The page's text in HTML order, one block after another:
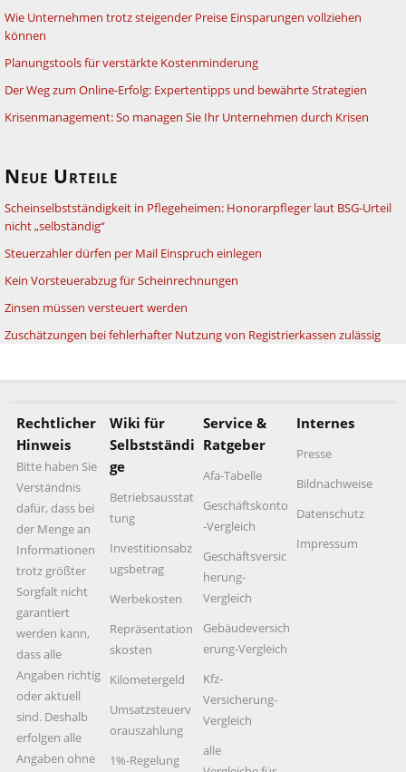
Wie Unternehmen trotz steigender Preise Einsparungen vollziehen
können
Planungstools für verstärkte Kostenminderung
Der Weg zum Online-Erfolg: Expertentipps und bewährte Strategien
Krisenmanagement: So managen Sie Ihr Unternehmen durch Krisen
Neue Urteile
Scheinselbstständigkeit in Pflegeheimen: Honorarpfleger laut BSG-Urteil
nicht „selbständig“
Steuerzahler dürfen per Mail Einspruch einlegen
Kein Vorsteuerabzug für Scheinrechnungen
Zinsen müssen versteuert werden
Zuschätzungen bei fehlerhafter Nutzung von Registrierkassen zulässig
Rechtlicher
Hinweis
Bitte haben Sie
Verständnis
dafür, dass bei
der Menge an
Informationen
trotz größter
Sorgfalt nicht
garantiert
werden kann,
dass alle
Angaben richtig
oder aktuell
sind. Deshalb
erfolgen alle
Angaben ohne
Wiki für
Selbstständi
ge
Betriebsausstat
tung
Investitionsabz
ugsbetrag
Werbekosten
Repräsentation
skosten
Kilometergeld
Umsatzsteuerv
orauszahlung
1%-Regelung
Service &
Ratgeber
Afa-Tabelle
Geschäftskonto
-Vergleich
Geschäftsversic
herung-
Vergleich
Gebäudeversich
erung-Vergleich
Kfz-
Versicherung-
Vergleich
alle
Internes
Presse
Bildnachweise
Datenschutz
Impressum